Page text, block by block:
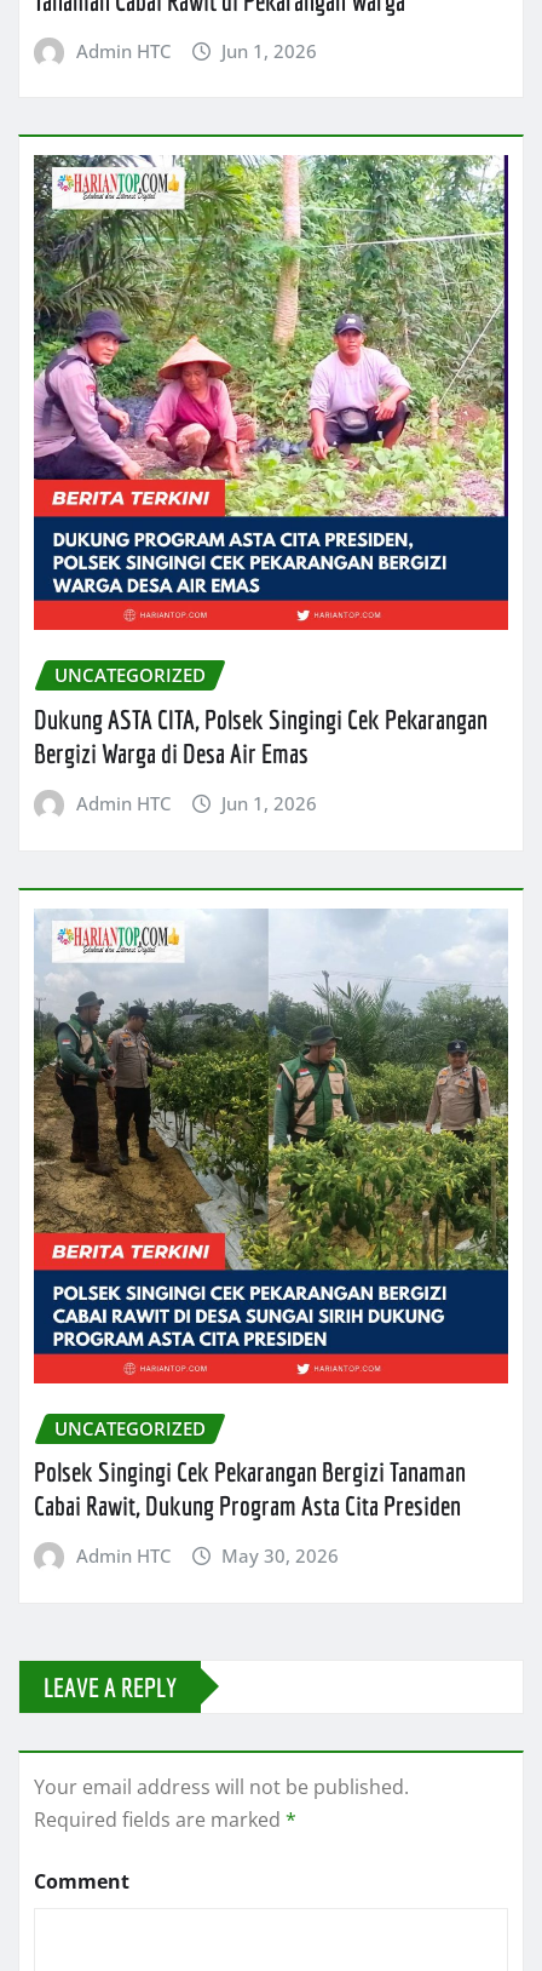
Admin HTC Jun 1, 2026
UNCATEGORIZED
Dukung ASTA CITA, Polsek Singingi Cek Pekarangan
Bergizi Warga di Desa Air Emas
Admin HTC Jun 1, 2026
UNCATEGORIZED
Polsek Singingi Cek Pekarangan Bergizi Tanaman
Cabai Rawit, Dukung Program Asta Cita Presiden
Admin HTC May 30, 2026
LEAVE A REPLY
Your email address will not be published.
Required fields are marked *
Comment